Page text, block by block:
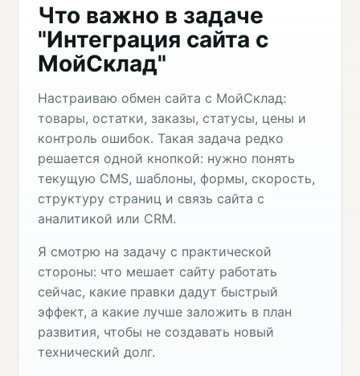
Что важно в задаче
"Интеграция сайта с
МойСклад"
Настраиваю обмен сайта с МойСклад:
товары, остатки, заказы, статусы, цены и
контроль ошибок. Такая задача редко
решается одной кнопкой: нужно понять
текущую CMS, шаблоны, формы, скорость,
структуру страниц и связь сайта с
аналитикой или CRM.
Я смотрю на задачу с практической
стороны: что мешает сайту работать
сейчас, какие правки дадут быстрый
эффект, а какие лучше заложить в план
развития, чтобы не создавать новый
технический долг.